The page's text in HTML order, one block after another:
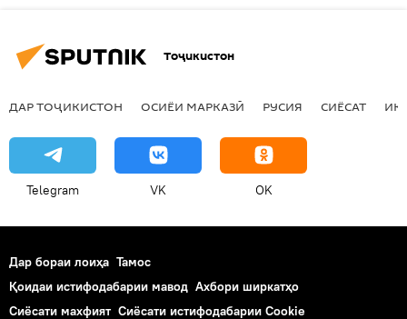
Тоҷикистон
ДАР ТОҶИКИСТОН ОСИЁИ МАРКАЗӢ РУСИЯ СИЁСАТ
Telegram VK OK
Дар бораи лоиҳа Тамос
Қоидаи истифодабарии мавод Ахбори ширкатҳо
Сиёсати махфият Сиёсати истифодабарии Cookie